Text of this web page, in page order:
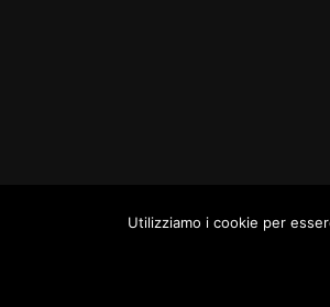
Utilizziamo i cookie per